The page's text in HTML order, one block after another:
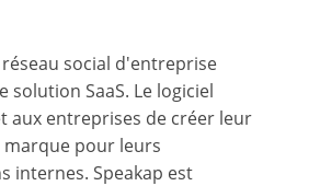
social d'entreprise
solution SaaS. Le logiciel
aux entreprises de créer leur
pour leurs
internes. Speakap est